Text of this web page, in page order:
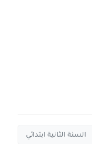
السنة الثانية ابتدائي